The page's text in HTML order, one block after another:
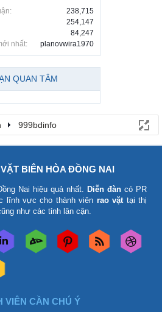
238,715
254,147
84,247
nhất:
planovwira1970
QUAN TÂM
999bdinfo
BIÊN HÒA ĐỒNG NAI
Nai hiệu quả nhất. Diễn đàn có PR
lĩnh vực cho thành viên rao vặttại thị
như các tỉnh lân cận.
VIÊN CẦN CHÚ Ý